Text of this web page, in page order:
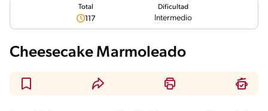
Total
117
Dificultad
Intermedio
Cheesecake Marmoleado